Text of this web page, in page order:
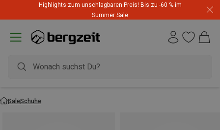
Highlights zum unschlagbaren Preis! Bis zu -60 % im
Summer Sale
SaleSchuhe